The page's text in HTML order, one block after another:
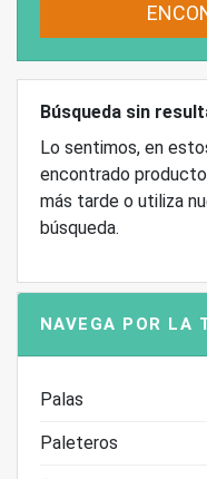
NAVEGA POR LA
Palas
Paleteros
Búsqueda sin
Lo sentimos, en
encontrado
más tarde o utiliza
búsqueda.